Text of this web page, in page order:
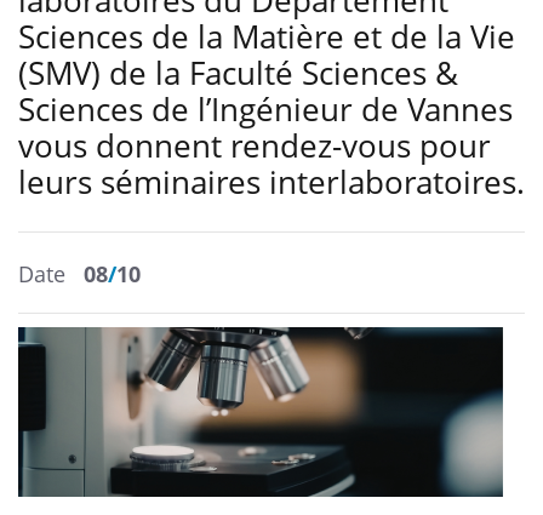
Sciences de la Matière et de la Vie
(SMV) de la Faculté Sciences &
Sciences de l’Ingénieur de Vannes
vous donnent rendez-vous pour
leurs séminaires interlaboratoires.
Date 08/10